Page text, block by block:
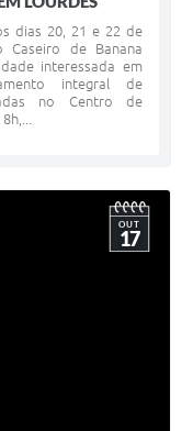
dias 20, 21 e 22 de
Caseiro de Banana
interessada em
integral de
no Centro de
OUT
17